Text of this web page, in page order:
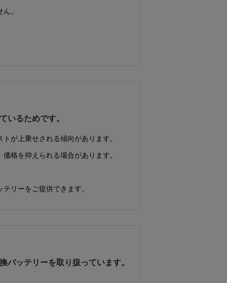
。
いるためです。
が上乗せされる傾向があります。
格を抑えられる場合があります。
リーをご提供できます。
バッテリーを取り扱っています。